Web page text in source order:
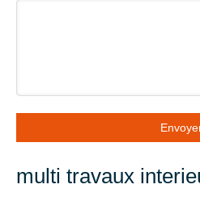
multi travaux